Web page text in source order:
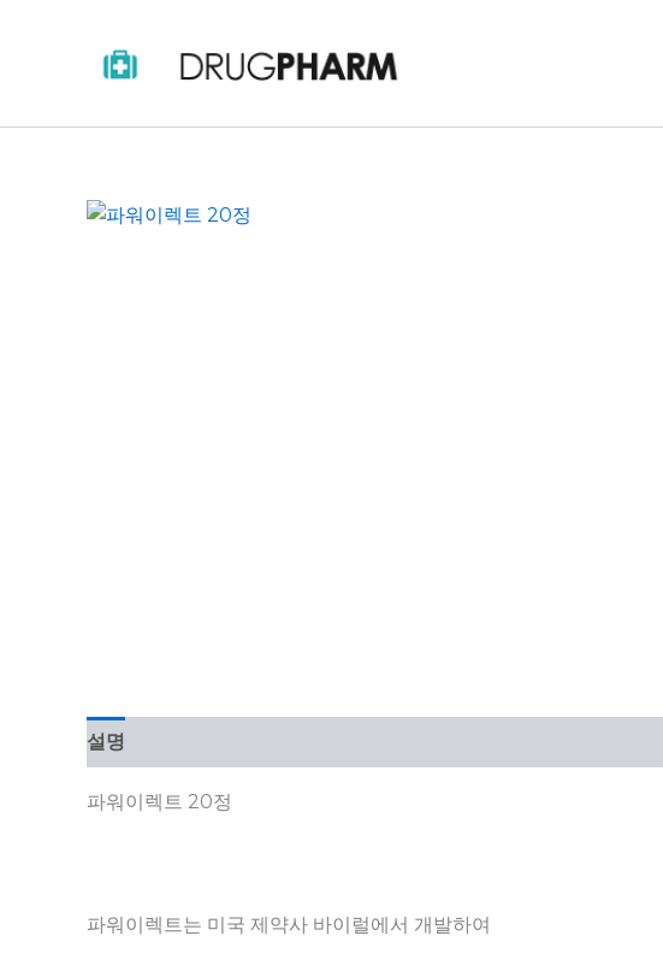
설명
파워이렉트 20정
파워이렉트는 미국 제약사 바이럴에서 개발하여